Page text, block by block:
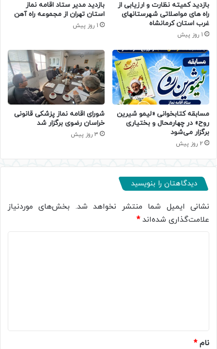
بازدید کمیته نظارت و ارزیابی از
راه های مواصلاتی شهرستانهای
غرب استان کرمانشاه
1 روز پیش
بازدید مدیر ستاد اقامه نماز
استان تهران از مجموعه راه آهن
1 روز پیش
مسابقه کتابخوانی «لیمو شیرین
روح» در چهارمحال و بختیاری
برگزار می‌شود
2 روز پیش
شورای اقامه نماز پزشکی قانونی
خراسان رضوی برگزار شد
3 روز پیش
دیدگاهتان را بنویسید
نشانی ایمیل شما منتشر نخواهد شد. بخش‌های موردنیاز
علامت‌گذاری شده‌اند*
نام*